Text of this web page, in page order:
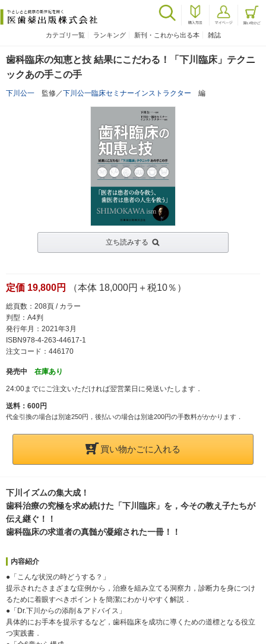
カテゴリ一覧 ランキング 新刊・これから出る本 雑誌
歯科臨床の知恵と技 結果にこだわる！「下川臨床」テクニ
ックあの手この手
下川公一 監修／下川公一臨床セミナーインストラクター 編
立ち読みする
定価 19,800円 （本体 18,000円＋税10％）
総頁数：208頁 / カラー
判型：A4判
発行年月：2021年3月
ISBN978-4-263-44617-1
注文コード：446170
発売中 在庫あり
24:00までにご注文いただければ翌営業日に発送いたします．
送料：600円
代金引換の場合は別途250円，後払いの場合は別途200円の手数料がかかります．
買い物かごに入れる
下川イズムの集大成！
歯科治療の究極を求め続けた「下川臨床」を，今その教え子たちが
伝え継ぐ！！
歯科臨床の求道者の真髄が凝縮された一冊！！
内容紹介
●「こんな状況の時どうする？」
提示されたさまざまな症例から，治療を組み立てる洞察力，診断力を身につけ
るために着眼すべきポイントを簡潔にわかりやすく解説．
●「Dr.下川からの添削＆アドバイス」
具体的にお手本を提示するなど，歯科臨床を成功に導くための道標となる役立
つ実践書．